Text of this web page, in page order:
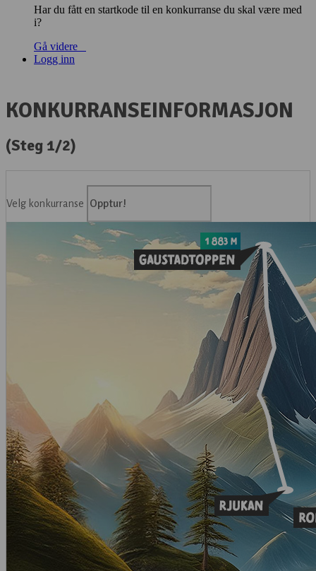
Har du fått en startkode til en konkurranse du skal være med
i?
Gå videre
Logg inn
KONKURRANSEINFORMASJON
(Steg 1/2)
Velg konkurranse